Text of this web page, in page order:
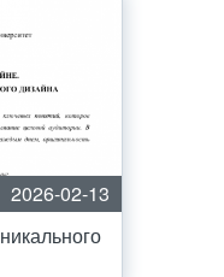
2026-02-13